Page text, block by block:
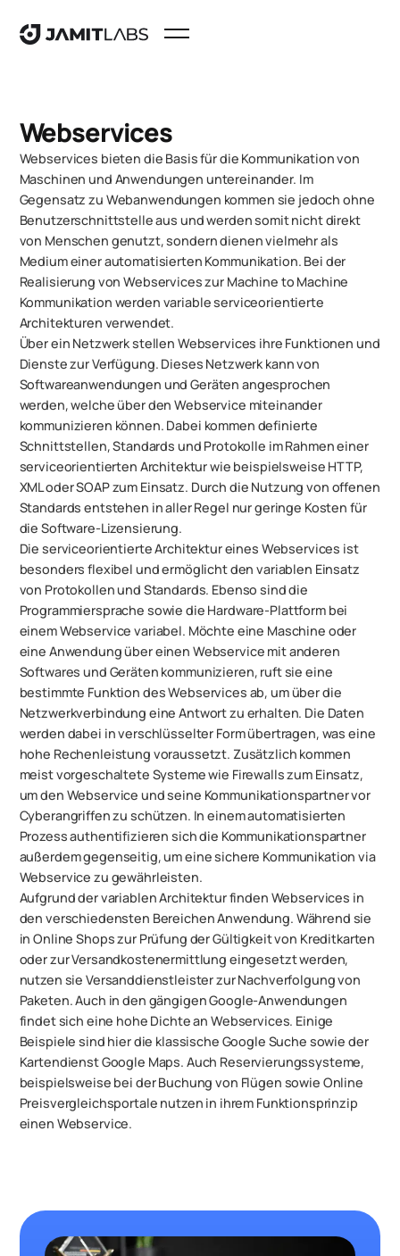
Webservices
Webservices bieten die Basis für die Kommunikation von
Maschinen und Anwendungen untereinander. Im
Gegensatz zu Webanwendungen kommen sie jedoch ohne
Benutzerschnittstelle aus und werden somit nicht direkt
von Menschen genutzt, sondern dienen vielmehr als
Medium einer automatisierten Kommunikation. Bei der
Realisierung von Webservices zur Machine to Machine
Kommunikation werden variable serviceorientierte
Architekturen verwendet.
Über ein Netzwerk stellen Webservices ihre Funktionen und
Dienste zur Verfügung. Dieses Netzwerk kann von
Softwareanwendungen und Geräten angesprochen
werden, welche über den Webservice miteinander
kommunizieren können. Dabei kommen definierte
Schnittstellen, Standards und Protokolle im Rahmen einer
serviceorientierten Architektur wie beispielsweise HTTP,
XML oder SOAP zum Einsatz. Durch die Nutzung von offenen
Standards entstehen in aller Regel nur geringe Kosten für
die Software-Lizensierung.
Die serviceorientierte Architektur eines Webservices ist
besonders flexibel und ermöglicht den variablen Einsatz
von Protokollen und Standards. Ebenso sind die
Programmiersprache sowie die Hardware-Plattform bei
einem Webservice variabel. Möchte eine Maschine oder
eine Anwendung über einen Webservice mit anderen
Softwares und Geräten kommunizieren, ruft sie eine
bestimmte Funktion des Webservices ab, um über die
Netzwerkverbindung eine Antwort zu erhalten. Die Daten
werden dabei in verschlüsselter Form übertragen, was eine
hohe Rechenleistung voraussetzt. Zusätzlich kommen
meist vorgeschaltete Systeme wie Firewalls zum Einsatz,
um den Webservice und seine Kommunikationspartner vor
Cyberangriffen zu schützen. In einem automatisierten
Prozess authentifizieren sich die Kommunikationspartner
außerdem gegenseitig, um eine sichere Kommunikation via
Webservice zu gewährleisten.
Aufgrund der variablen Architektur finden Webservices in
den verschiedensten Bereichen Anwendung. Während sie
in Online Shops zur Prüfung der Gültigkeit von Kreditkarten
oder zur Versandkostenermittlung eingesetzt werden,
nutzen sie Versanddienstleister zur Nachverfolgung von
Paketen. Auch in den gängigen Google-Anwendungen
findet sich eine hohe Dichte an Webservices. Einige
Beispiele sind hier die klassische Google Suche sowie der
Kartendienst Google Maps. Auch Reservierungssysteme,
beispielsweise bei der Buchung von Flügen sowie Online
Preisvergleichsportale nutzen in ihrem Funktionsprinzip
einen Webservice.